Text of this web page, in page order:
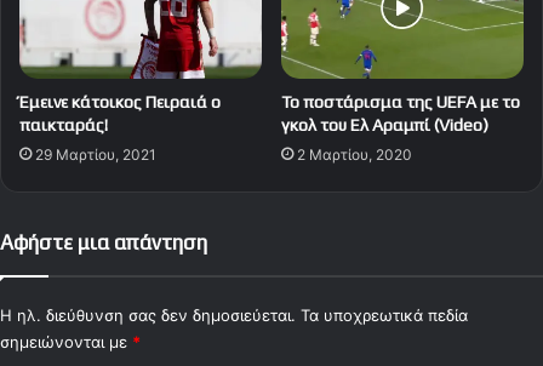
Έμεινε κάτοικος Πειραιά ο
παικταράς!
29 Μαρτίου, 2021
Το ποστάρισμα της UEFA με το
γκολ του Ελ Αραμπί (Video)
2 Μαρτίου, 2020
Αφήστε μια απάντηση
Η ηλ. διεύθυνση σας δεν δημοσιεύεται. Τα υποχρεωτικά πεδία
σημειώνονται με *